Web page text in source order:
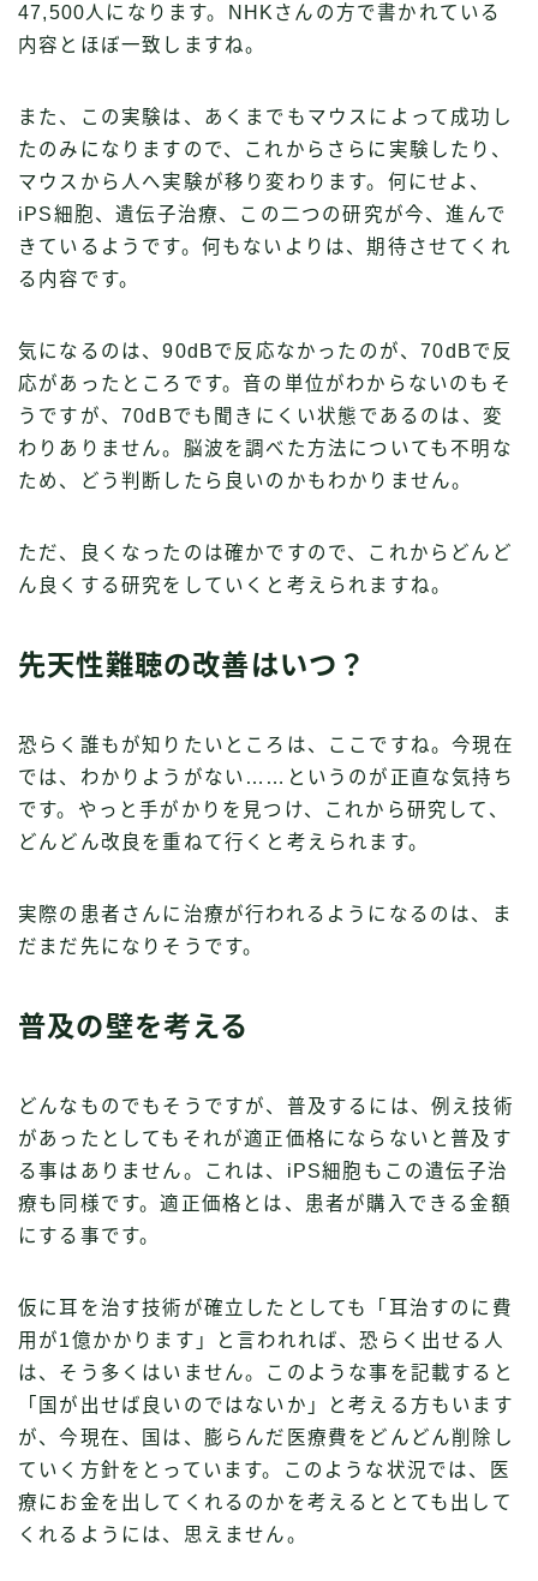
47,500人になります。NHKさんの方で書かれている
内容とほぼ一致しますね。
また、この実験は、あくまでもマウスによって成功し
たのみになりますので、これからさらに実験したり、
マウスから人へ実験が移り変わります。何にせよ、
iPS細胞、遺伝子治療、この二つの研究が今、進んで
きているようです。何もないよりは、期待させてくれ
る内容です。
気になるのは、90dBで反応なかったのが、70dBで反
応があったところです。音の単位がわからないのもそ
うですが、70dBでも聞きにくい状態であるのは、変
わりありません。脳波を調べた方法についても不明な
ため、どう判断したら良いのかもわかりません。
ただ、良くなったのは確かですので、これからどんど
ん良くする研究をしていくと考えられますね。
先天性難聴の改善はいつ？
恐らく誰もが知りたいところは、ここですね。今現在
では、わかりようがない……というのが正直な気持ち
です。やっと手がかりを見つけ、これから研究して、
どんどん改良を重ねて行くと考えられます。
実際の患者さんに治療が行われるようになるのは、ま
だまだ先になりそうです。
普及の壁を考える
どんなものでもそうですが、普及するには、例え技術
があったとしてもそれが適正価格にならないと普及す
る事はありません。これは、iPS細胞もこの遺伝子治
療も同様です。適正価格とは、患者が購入できる金額
にする事です。
仮に耳を治す技術が確立したとしても「耳治すのに費
用が1億かかります」と言われれば、恐らく出せる人
は、そう多くはいません。このような事を記載すると
「国が出せば良いのではないか」と考える方もいます
が、今現在、国は、膨らんだ医療費をどんどん削除し
ていく方針をとっています。このような状況では、医
療にお金を出してくれるのかを考えるととても出して
くれるようには、思えません。